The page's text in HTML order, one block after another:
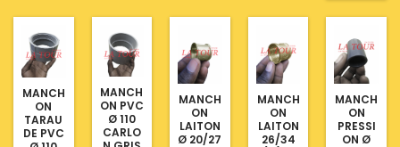
MANCH
ON
TARAU
DE PVC
MANCH
ON PVC
Ø 110
CARLO
MANCH
ON
LAITON
Ø 20/27
MANCH
ON
LAITON
26/34
MANCH
ON
PRESSI
ON Ø